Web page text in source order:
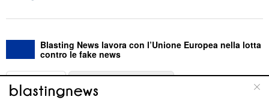
Blasting News lavora con l’Unione Europea nella lotta
contro le fake news
ABOUT